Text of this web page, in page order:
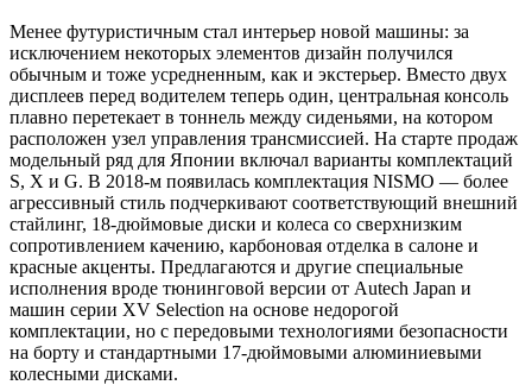
Менее футуристичным стал интерьер новой машины: за
исключением некоторых элементов дизайн получился
обычным и тоже усредненным, как и экстерьер. Вместо двух
дисплеев перед водителем теперь один, центральная консоль
плавно перетекает в тоннель между сиденьями, на котором
расположен узел управления трансмиссией. На старте продаж
модельный ряд для Японии включал варианты комплектаций
S, X и G. В 2018-м появилась комплектация NISMO — более
агрессивный стиль подчеркивают соответствующий внешний
стайлинг, 18-дюймовые диски и колеса со сверхнизким
сопротивлением качению, карбоновая отделка в салоне и
красные акценты. Предлагаются и другие специальные
исполнения вроде тюнинговой версии от Autech Japan и
машин серии XV Selection на основе недорогой
комплектации, но с передовыми технологиями безопасности
на борту и стандартными 17-дюймовыми алюминиевыми
колесными дисками.